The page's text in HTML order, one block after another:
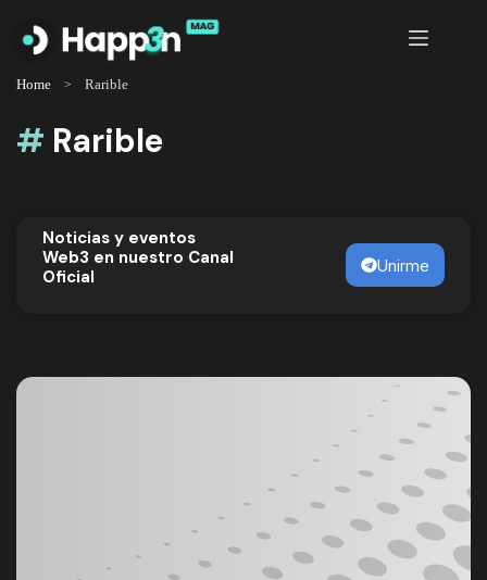
contenido
Home Rarible
# Rarible
Noticias y eventos
Web3 en nuestro Canal
Oficial
Unirme